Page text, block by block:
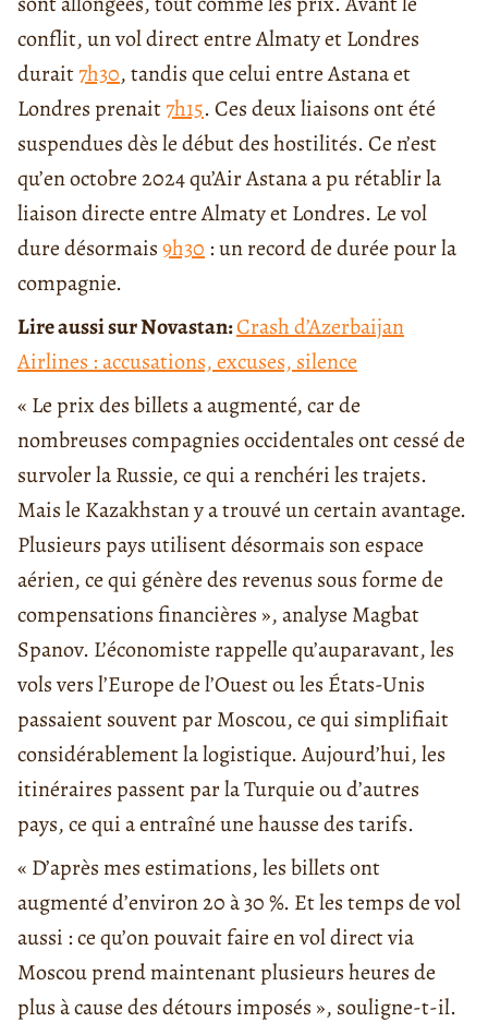
conflit, un vol direct entre Almaty et Londres
durait7h30, tandis que celui entre Astana et
Londres prenait7h15. Ces deux liaisons ont été
suspendues dès le début des hostilités. Ce n’est
qu’en octobre 2024 qu’Air Astana a pu rétablir la
liaison directe entre Almaty et Londres. Le vol
dure désormais9h30 : un record de durée pour la
compagnie.
Lire aussi sur Novastan:Crash d’Azerbaijan
Airlines : accusations, excuses, silence
« Le prix des billets a augmenté, car de
nombreuses compagnies occidentales ont cessé de
survoler la Russie, ce qui a renchéri les trajets.
Mais le Kazakhstan y a trouvé un certain avantage.
Plusieurs pays utilisent désormais son espace
aérien, ce qui génère des revenus sous forme de
compensations financières », analyse Magbat
Spanov. L’économiste rappelle qu’auparavant, les
vols vers l’Europe de l’Ouest ou les États-Unis
passaient souvent par Moscou, ce qui simplifiait
considérablement la logistique. Aujourd’hui, les
itinéraires passent par la Turquie ou d’autres
pays, ce qui a entraîné une hausse des tarifs.
« D’après mes estimations, les billets ont
augmenté d’environ 20 à 30 %. Et les temps de vol
aussi : ce qu’on pouvait faire en vol direct via
Moscou prend maintenant plusieurs heures de
plus à cause des détours imposés », souligne-t-il.